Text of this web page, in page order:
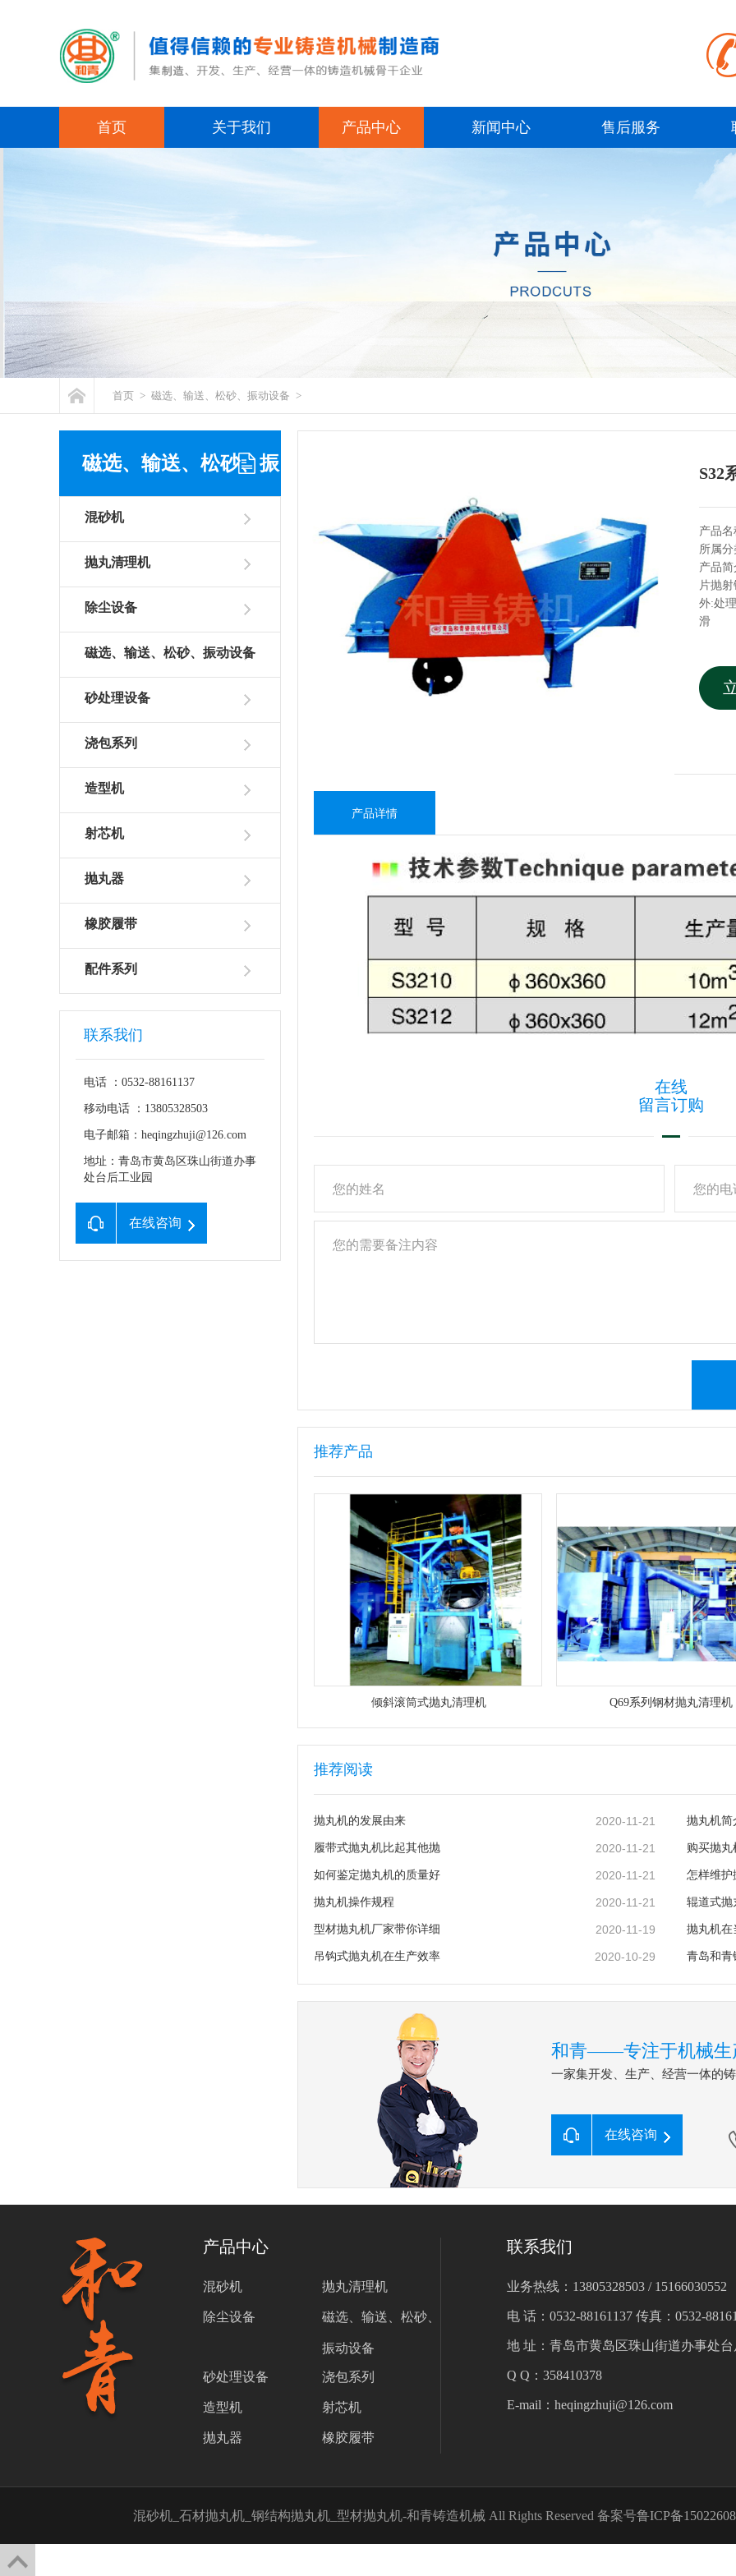
首页 关于我们 产品中心 新闻中心 售后服务
首页 > 磁选、输送、松砂、振动设备 >
磁选、输送、松砂、振
动设备
混砂机
抛丸清理机
除尘设备
磁选、输送、松砂、振动设备
砂处理设备
浇包系列
造型机
射芯机
抛丸器
橡胶履带
配件系列
联系我们
电话 ：0532-88161137
移动电话 ：13805328503
电子邮箱：heqingzhuji@126.com
地址：青岛市黄岛区珠山街道办事
处台后工业园
在线咨询
S32
产品
所属
产品
片抛
外:处
滑
产品详情
在线
留言订购
推荐产品
倾斜滚筒式抛丸清理机 Q69系列钢材抛丸清理机
推荐阅读
抛丸机的发展由来 2020-11-21 抛丸机简
履带式抛丸机比起其他抛 2020-11-21 购买抛
如何鉴定抛丸机的质量好 2020-11-21 怎样维护
抛丸机操作规程 2020-11-21 辊道式抛
型材抛丸机厂家带你详细 2020-11-19 抛丸机在
吊钩式抛丸机在生产效率 2020-10-29 青岛和青
和青——专注于机械生
一家集开发、生产、经营一体的
在线咨询
产品中心
混砂机 抛丸清理机
除尘设备 磁选、输送、松砂、
振动设备
砂处理设备 浇包系列
造型机 射芯机
抛丸器 橡胶履带
联系我们
业务热线：13805328503 / 15166030552
电 话：0532-88161137 传真：0532-
地 址：青岛市黄岛区珠山街道办事处
Q Q：358410378
E-mail：heqingzhuji@126.com
混砂机_石材抛丸机_钢结构抛丸机_型材抛丸机-和青铸造机械 All Rights Reserved 备案号鲁ICP备